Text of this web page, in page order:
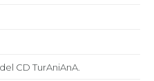
CD TurAniAnA.